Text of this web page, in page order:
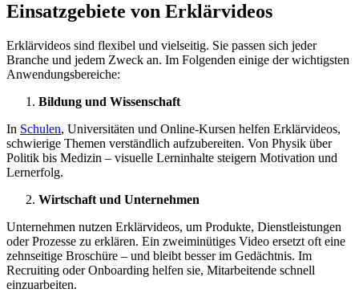
Einsatzgebiete von Erklärvideos
Erklärvideos sind flexibel und vielseitig. Sie passen sich jeder
Branche und jedem Zweck an. Im Folgenden einige der wichtigsten
Anwendungsbereiche:
Bildung und Wissenschaft
In Schulen, Universitäten und Online-Kursen helfen Erklärvideos,
schwierige Themen verständlich aufzubereiten. Von Physik über
Politik bis Medizin – visuelle Lerninhalte steigern Motivation und
Lernerfolg.
Wirtschaft und Unternehmen
Unternehmen nutzen Erklärvideos, um Produkte, Dienstleistungen
oder Prozesse zu erklären. Ein zweiminütiges Video ersetzt oft eine
zehnseitige Broschüre – und bleibt besser im Gedächtnis. Im
Recruiting oder Onboarding helfen sie, Mitarbeitende schnell
einzuarbeiten.